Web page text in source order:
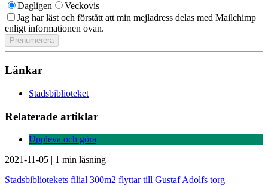
Dagligen
Veckovis
Jag har läst och förstått att min mejladress delas med Mailchimp
enligt informationen ovan.
Länkar
Stadsbiblioteket
Relaterade artiklar
Uppleva och göra
2021-11-05 | 1 min läsning
Stadsbibliotekets filial 300m2 flyttar till Gustaf Adolfs torg